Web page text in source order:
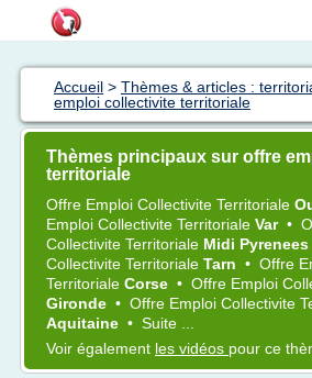
Accueil > Thèmes & articles :
emploi collectivite territoriale
Thèmes principaux sur offre
territoriale
Offre Emploi Collectivite Territoriale
Emploi Collectivite Territoriale Var •
Collectivite Territoriale Midi Pyrenees
Collectivite Territoriale Tarn • Offre
Territoriale Corse • Offre Emploi
Gironde • Offre Emploi Collectivite
Aquitaine • Suite ...
Voir également les vidéos pour ce